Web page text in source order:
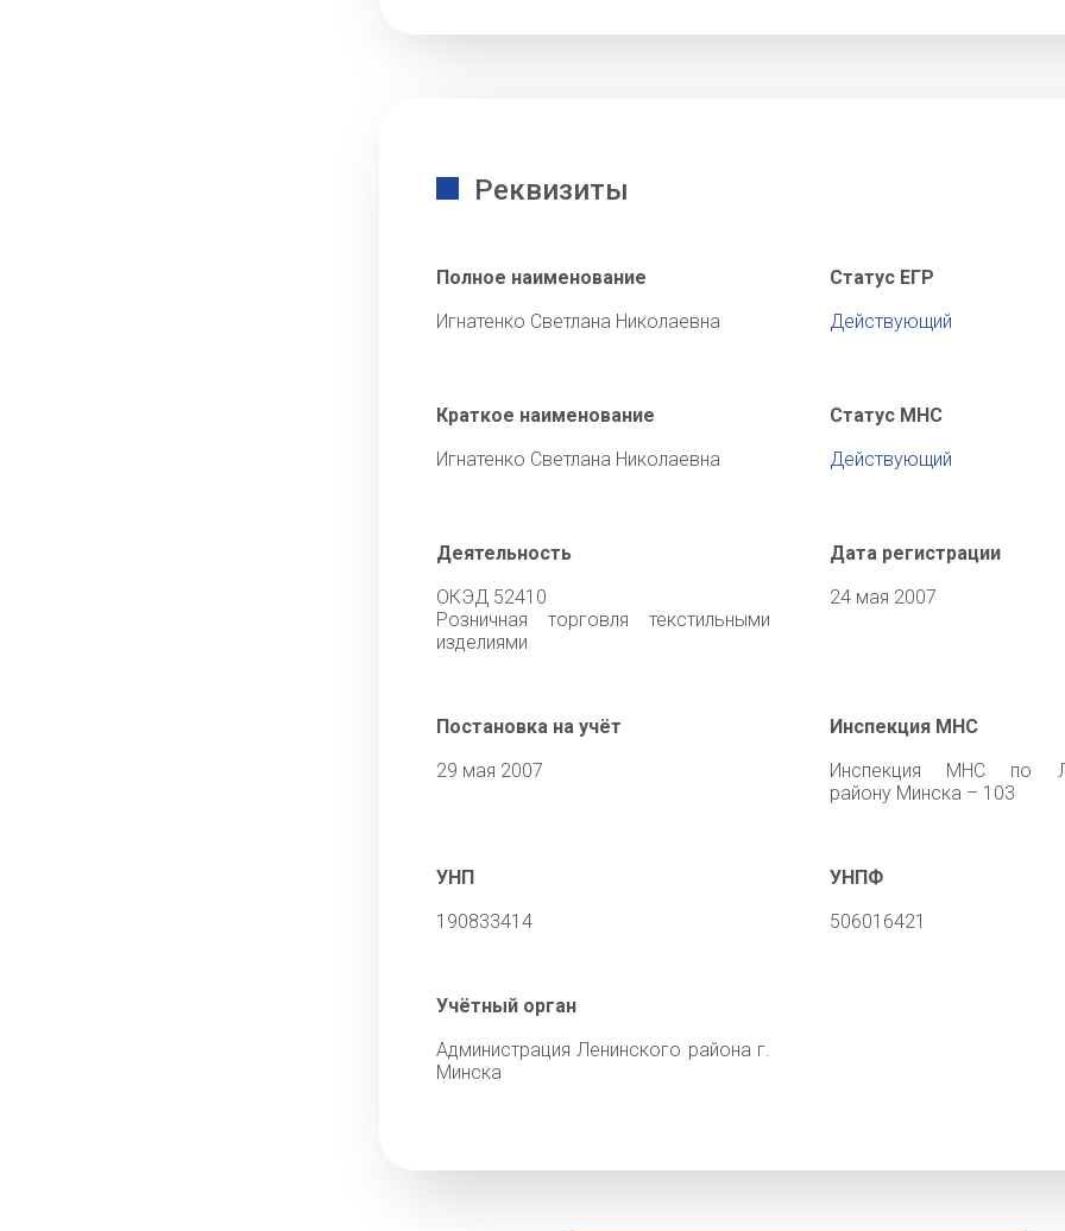
Реквизиты
Полное наименование
Игнатенко Светлана Николаевна
Статус ЕГР
Действующий
Краткое наименование
Игнатенко Светлана Николаевна
Статус МНС
Действующий
Деятельность
ОКЭД 52410
Розничная торговля текстильными
изделиями
Дата регистрации
24 мая 2007
Постановка на учёт
29 мая 2007
Инспекция МНС
Инспекция МНС по
району Минска – 103
УНП
190833414
УНПФ
506016421
Учётный орган
Администрация Ленинского района г.
Минска